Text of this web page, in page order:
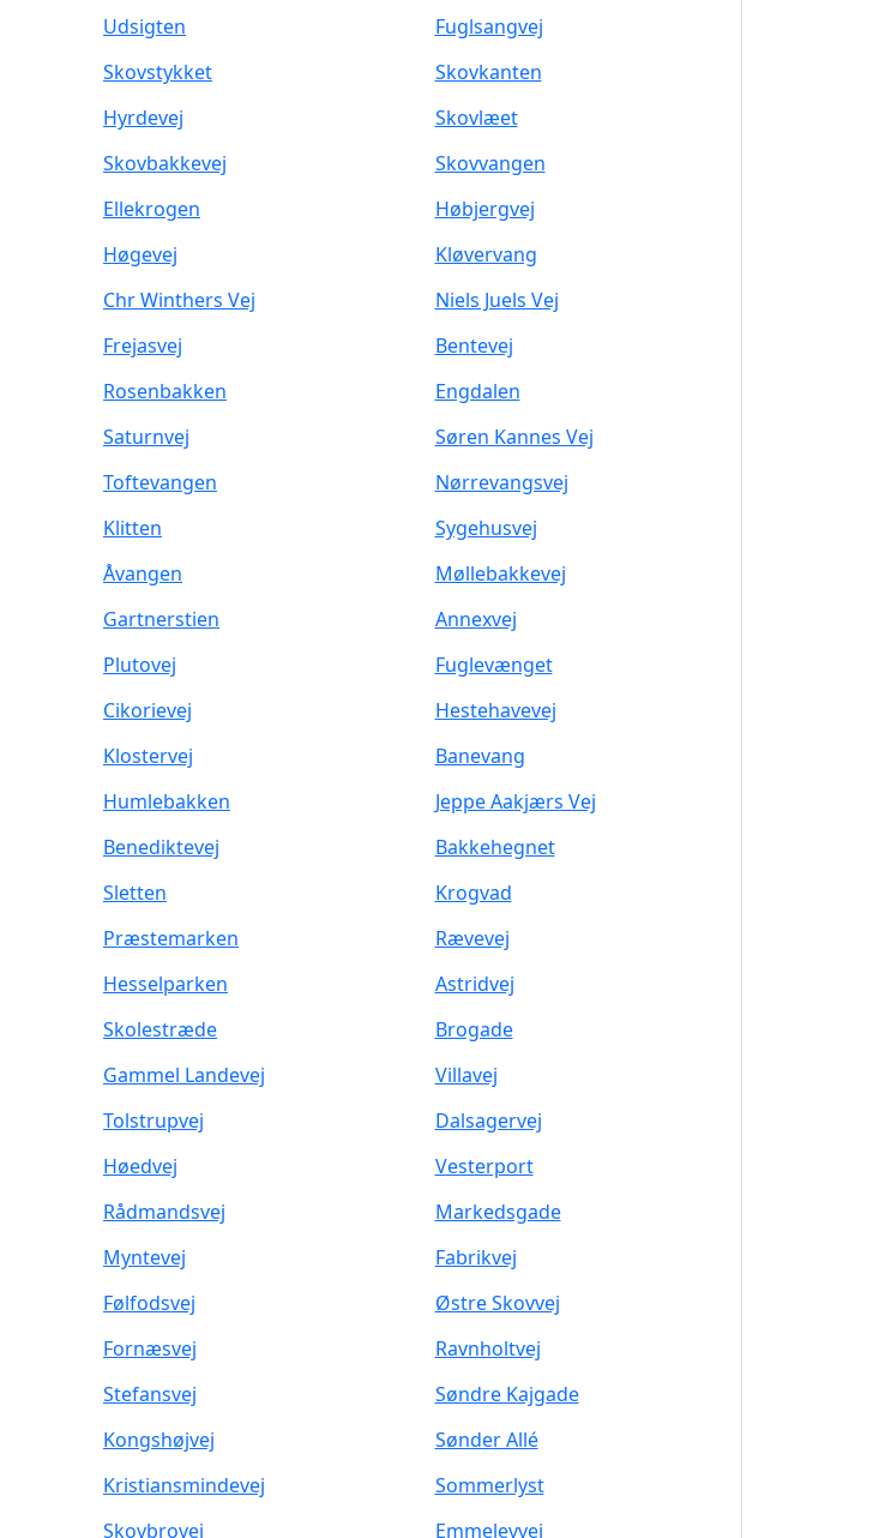
Udsigten
Fuglsangvej
Skovstykket
Skovkanten
Hyrdevej
Skovlæet
Skovbakkevej
Skovvangen
Ellekrogen
Høbjergvej
Høgevej
Kløvervang
Chr Winthers Vej
Niels Juels Vej
Frejasvej
Bentevej
Rosenbakken
Engdalen
Saturnvej
Søren Kannes Vej
Toftevangen
Nørrevangsvej
Klitten
Sygehusvej
Åvangen
Møllebakkevej
Gartnerstien
Annexvej
Plutovej
Fuglevænget
Cikorievej
Hestehavevej
Klostervej
Banevang
Humlebakken
Jeppe Aakjærs Vej
Benediktevej
Bakkehegnet
Sletten
Krogvad
Præstemarken
Rævevej
Hesselparken
Astridvej
Skolestræde
Brogade
Gammel Landevej
Villavej
Tolstrupvej
Dalsagervej
Høedvej
Vesterport
Rådmandsvej
Markedsgade
Myntevej
Fabrikvej
Følfodsvej
Østre Skovvej
Fornæsvej
Ravnholtvej
Stefansvej
Søndre Kajgade
Kongshøjvej
Sønder Allé
Kristiansmindevej
Sommerlyst
Skovbrovej Emmelevvej